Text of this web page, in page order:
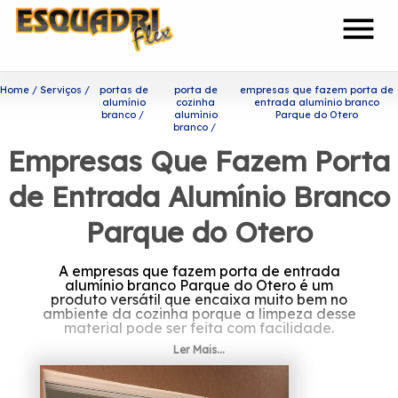
menu
Home Serviços
portas de
alumínio
branco
porta de
cozinha
alumínio
branco
empresas que fazem porta de
entrada alumínio branco
Parque do Otero
Empresas Que Fazem Porta
de Entrada Alumínio Branco
Parque do Otero
A empresas que fazem porta de entrada
alumínio branco Parque do Otero é um
produto versátil que encaixa muito bem no
ambiente da cozinha porque a limpeza desse
material pode ser feita com facilidade.
Quer conhecer empresas que
fazem porta de entrada
Ler Mais...